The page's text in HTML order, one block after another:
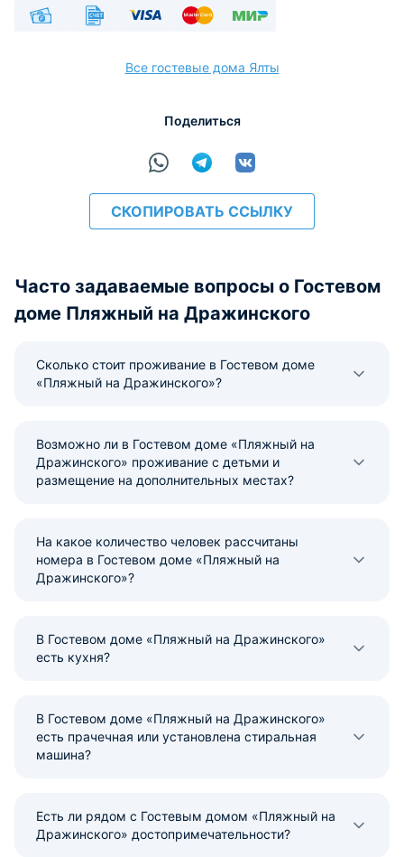
Все гостевые дома Ялты
Поделиться
СКОПИРОВАТЬ ССЫЛКУ
Часто задаваемые вопросы о Гостевом
доме Пляжный на Дражинского
Сколько стоит проживание в Гостевом доме
«Пляжный на Дражинского»?
Возможно ли в Гостевом доме «Пляжный на
Дражинского» проживание с детьми и
размещение на дополнительных местах?
На какое количество человек рассчитаны
номера в Гостевом доме «Пляжный на
Дражинского»?
В Гостевом доме «Пляжный на Дражинского»
есть кухня?
В Гостевом доме «Пляжный на Дражинского»
есть прачечная или установлена стиральная
машина?
Есть ли рядом с Гостевым домом «Пляжный на
Дражинского» достопримечательности?